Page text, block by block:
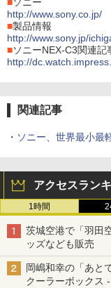
■ソニー
http://www.sony.co.jp/
■製品情報
http://www.sony.jp/
■ソニーNEX-C3関連記
http://
関連記事
・ ソニー、世界最小最
アクセスラン
1時間
茨城空港で「羽田
ッズなども販売
岡嶋和幸の「あと
クーラーボックス